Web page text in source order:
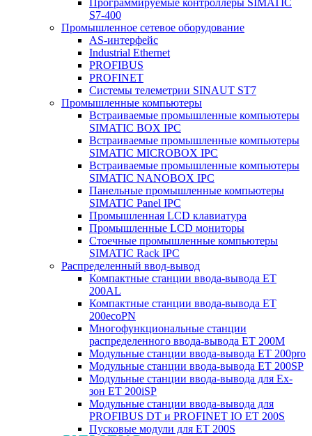
Программируемые контроллеры SIMATIC
S7-400
Промышленное сетевое оборудование
AS-интерфейс
Industrial Ethernet
PROFIBUS
PROFINET
Системы телеметрии SINAUT ST7
Промышленные компьютеры
Встраиваемые промышленные компьютеры
SIMATIC BOX IPC
Встраиваемые промышленные компьютеры
SIMATIC MICROBOX IPC
Встраиваемые промышленные компьютеры
SIMATIC NANOBOX IPC
Панельные промышленные компьютеры
SIMATIC Panel IPC
Промышленная LCD клавиатура
Промышленные LCD мониторы
Стоечные промышленные компьютеры
SIMATIC Rack IPC
Распределенный ввод-вывод
Компактные станции ввода-вывода ET
200AL
Компактные станции ввода-вывода ET
200ecoPN
Многофункциональные станции
распределенного ввода-вывода ET 200M
Модульные станции ввода-вывода ET 200pro
Модульные станции ввода-вывода ET 200SP
Модульные станции ввода-вывода для Ex-
зон ET 200iSP
Модульные станции ввода-вывода для
PROFIBUS DT и PROFINET IO ET 200S
Пусковые модули для ET 200S